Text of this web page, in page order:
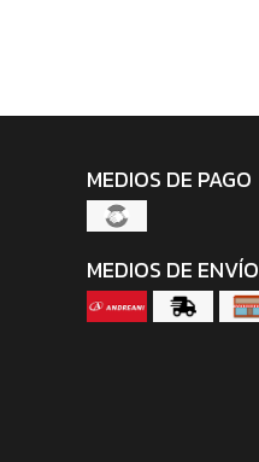
MEDIOS DE PAGO
MEDIOS DE ENVÍO